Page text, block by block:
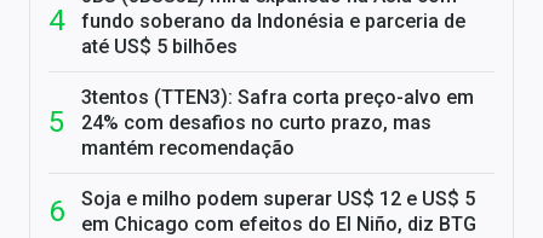
fundo soberano da Indonésia e parceria de
até US$ 5 bilhões
3tentos (TTEN3): Safra corta preço-alvo em
24% com desafios no curto prazo, mas
mantém recomendação
Soja e milho podem superar US$ 12 e US$ 5
em Chicago com efeitos do El Niño, diz BTG